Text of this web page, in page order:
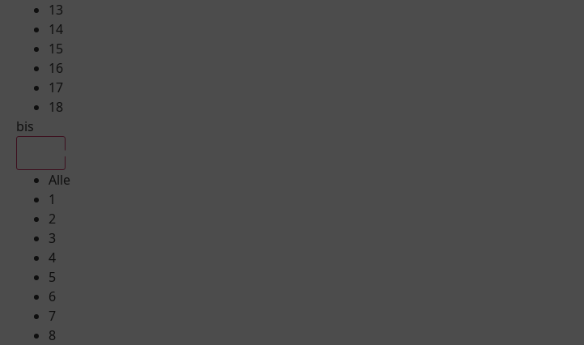
13
14
15
16
17
18
bis
Alle
1
2
3
4
5
6
7
8